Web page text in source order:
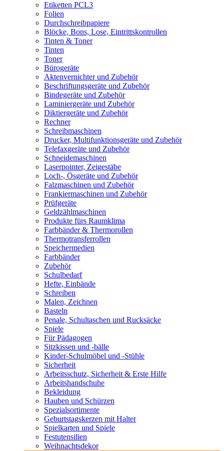
Etiketten PCL3
Folien
Durchschreibpapiere
Blöcke, Bons, Lose, Eintrittskontrollen
Tinten & Toner
Tinten
Toner
Bürogeräte
Aktenvernichter und Zubehör
Beschriftungsgeräte und Zubehör
Bindegeräte und Zubehör
Laminiergeräte und Zubehör
Diktiergeräte und Zubehör
Rechner
Schreibmaschinen
Drucker, Multifunktionsgeräte und Zubehör
Telefaxgeräte und Zubehör
Schneidemaschinen
Laserpointer, Zeigestäbe
Loch-, Ösgeräte und Zubehör
Falzmaschinen und Zubehör
Frankiermaschinen und Zubehör
Prüfgeräte
Geldzählmaschinen
Produkte fürs Raumklima
Farbbänder & Thermorollen
Thermotransferrollen
Speichermedien
Farbbänder
Zubehör
Schulbedarf
Hefte, Einbände
Schreiben
Malen, Zeichnen
Basteln
Penale, Schultaschen und Rucksäcke
Spiele
Für Pädagogen
Sitzkissen und -bälle
Kinder-Schulmöbel und -Stühle
Sicherheit
Arbeitsschutz, Sicherheit & Erste Hilfe
Arbeitshandschuhe
Bekleidung
Hauben und Schürzen
Spezialsortimente
Geburtstagskerzen mit Halter
Spielkarten und Spiele
Festutensilien
Weihnachtsdekor